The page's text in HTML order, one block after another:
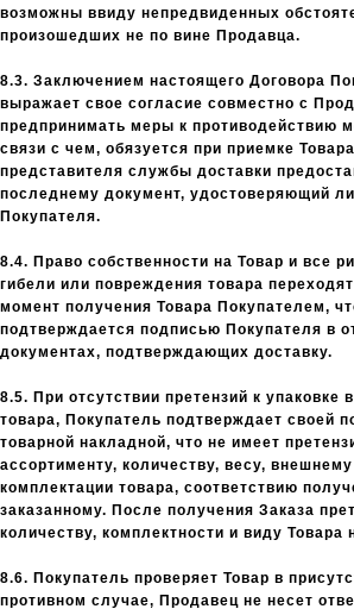
возможны ввиду непредвиденных
произошедших не по вине Продавца.
8.3. Заключением настоящего Договора
выражает свое согласие совместно с
предпринимать меры к противодействию
связи с чем, обязуется при приемке
представителя службы доставки
последнему документ, удостоверяющий
Покупателя.
8.4. Право собственности на Товар и все
гибели или повреждения товара
момент получения Товара Покупателем,
подтверждается подписью Покупателя в
документах, подтверждающих доставку.
8.5. При отсутствии претензий к упаковке
товара, Покупатель подтверждает своей
товарной накладной, что не имеет
ассортименту, количеству, весу,
комплектации товара, соответствию
заказанному. После получения Заказа
количеству, комплектности и виду Товара
8.6. Покупатель проверяет Товар в
противном случае, Продавец не несет